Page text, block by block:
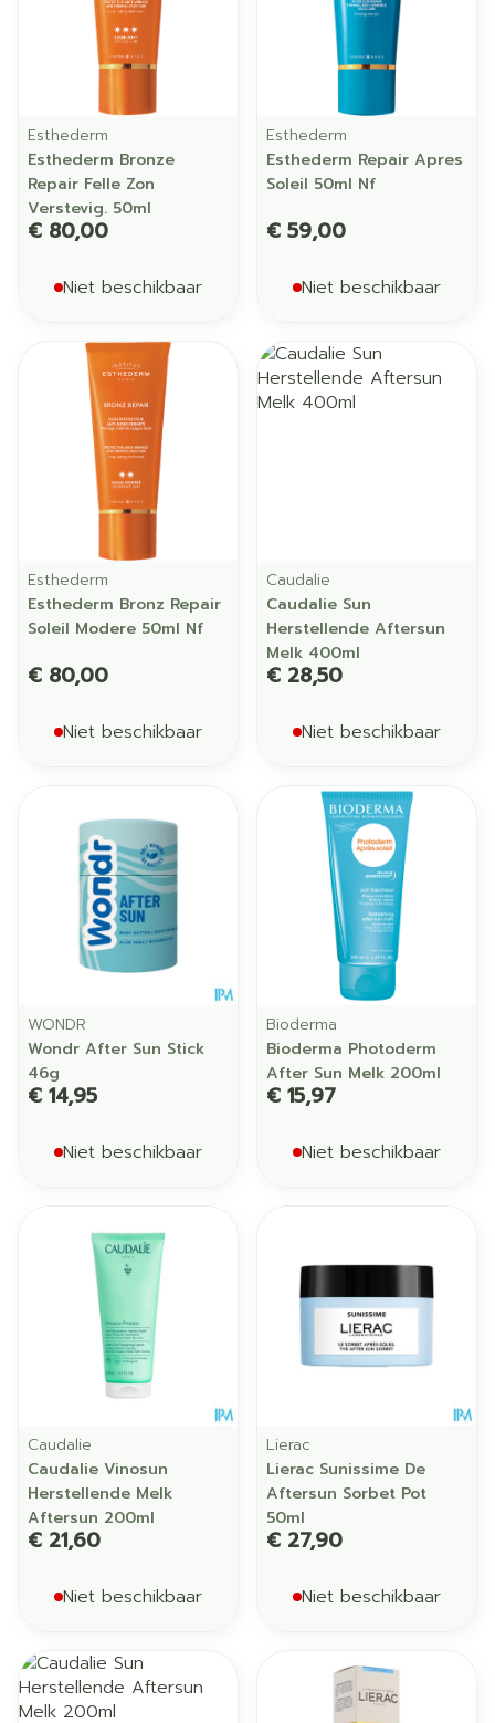
Esthederm
Esthederm Bronze
Repair Felle Zon
Verstevig. 50ml
€ 80,00
Niet beschikbaar
Esthederm
Esthederm Repair Apres
Soleil 50ml Nf
€ 59,00
Niet beschikbaar
Esthederm
Esthederm Bronz Repair
Soleil Modere 50ml Nf
€ 80,00
Niet beschikbaar
Caudalie
Caudalie Sun
Herstellende Aftersun
Melk 400ml
€ 28,50
Niet beschikbaar
WONDR
Wondr After Sun Stick
46g
€ 14,95
Niet beschikbaar
Bioderma
Bioderma Photoderm
After Sun Melk 200ml
€ 15,97
Niet beschikbaar
Caudalie
Caudalie Vinosun
Herstellende Melk
Aftersun 200ml
€ 21,60
Niet beschikbaar
Lierac
Lierac Sunissime De
Aftersun Sorbet Pot
50ml
€ 27,90
Niet beschikbaar